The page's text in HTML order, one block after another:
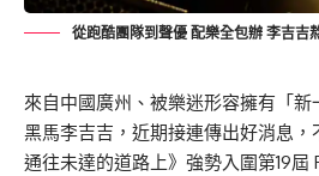
從跑酷團隊到聲優 配樂全包辦 李吉吉
來自中國廣州、被樂迷形容擁有「
黑馬李吉吉，近期接連傳出好消息
通往未達的道路上》強勢入圍第19屆